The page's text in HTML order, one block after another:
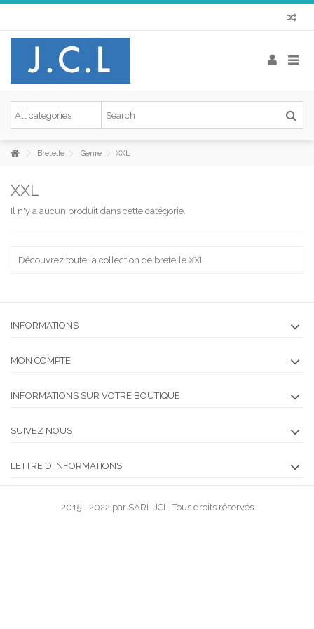
Bretelle Genre XXL
XXL
Il n'y a aucun produit dans cette catégorie.
Découvrez toute la collection de bretelle XXL
INFORMATIONS
MON COMPTE
INFORMATIONS SUR VOTRE BOUTIQUE
SUIVEZ NOUS
LETTRE D'INFORMATIONS
2015 - 2022 par SARL JCL. Tous droits réservés